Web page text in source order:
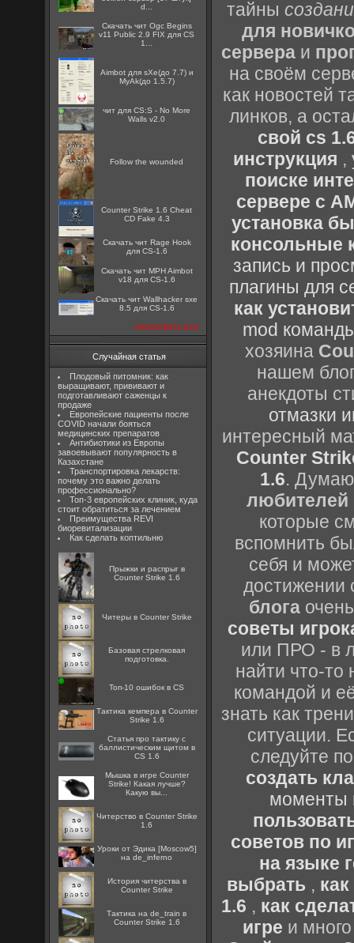
d...
Скачать чит Ogc Begins
v11 Public 2.9 FIX для CS
1...
Aimbot для sXe(до 7.7) и
MyAk(до 1.5.7)
чит для CS:S - No More
Walls v2.0
Follow the wounded
Counter Strike 1.6 Cheat
CD Fake 4.3
Скачать чит Rage Hook
для CS-1.6
Скачать чит MPH Aimbot
v18 для CS-1.6
Скачать чит Wallhacker sxe
8.5 для CS-1.6
посмотреть все
Случайная статья
Плодовый питомник: как
выращивают, прививают и
подготавливают саженцы к
продаже
Европейские пациенты после
COVID начали бояться
медицинских препаратов
Антибиотики из Европы
завоевывают популярность в
Казахстане
Транспортировка лекарств:
почему это важно делать
профессионально?
Топ-3 европейских клиник, куда
стоит обратиться за лечением
Преимущества REVI
биоревитализации
Как сделать коптильню
Прыжки и распрыг в
Counter Strike 1.6
Читеры в Counter Strike
Базовая стрелковая
подготовка.
Топ-10 ошибок в CS
Тактика кемпера в Counter
Strike 1.6
Статья про тактику с
баллистическим щитом в
CS 1.6
Мышка в игре Counter
Strike! Какая лучше?
Какую вы...
Читерство в Counter Strike
1.6
Уроки от Эдика [Moscow5]
на de_inferno
История читерства в
Counter Strike
Тактика на de_train в
Counter Strike 1.6
тайны
для
сервера и
на своём
как новостей
линков, а
свой cs
инструкция ,
поиске
сервере с
установка
консольные
запись и
плагины для
как
mod
хозяина
нашем
анекдоты
отмазки
интересный
Counter
1.6. Думаю
любителей
которые
вспомнить
себя и
достижении
блога
советы
или ПРО - в
найти что-то
командой и
знать как
ситуации.
следуйте
создать
моменты
советов по
на языке
выбрать ,
1.6 , как
игре и